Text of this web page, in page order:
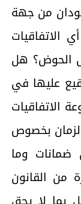
من جهة
الاتفاقيات
الحوض؟ هل
عليها في
؟ أم مجموعة الاتفاقيات
بخصوص
ضمانات وما
من القانون